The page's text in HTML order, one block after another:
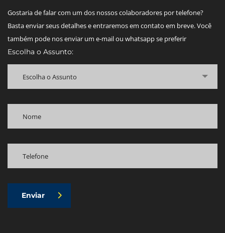
Gostaria de falar com um dos nossos colaboradores por telefone?
Basta enviar seus detalhes e entraremos em contato em breve. Você
também pode nos enviar um e-mail ou whatsapp se preferir
Escolha o Assunto:
Escolha o Assunto
Enviar